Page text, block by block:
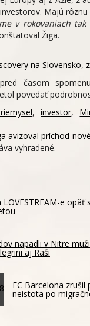
Majú
v rokovaniach
Žiga.
na
časom
povedať
,investor,
avizoval príchod
vyhradené.
LOVESTREAM-e
napadli v Nitre
aj Raši
FC Barcelona
neistota po